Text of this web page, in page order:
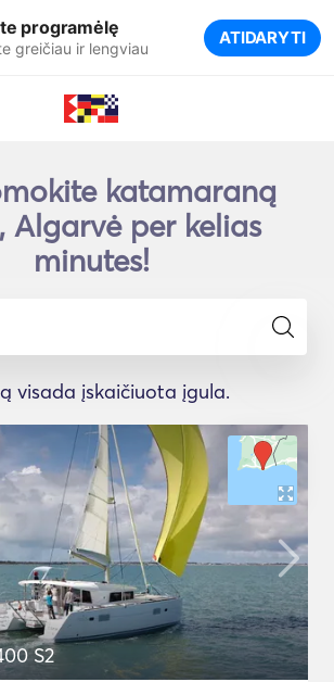
programėlę
greičiau ir lengviau ATIDARYTI
katamaraną
Algarvė per kelias
minutes!
visada įskaičiuota įgula.
S2